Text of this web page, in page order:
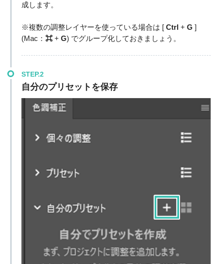
成します。
※複数の調整レイヤーを使っている場合は [ Ctrl + G ]
(Mac： ⌘+ G) でグループ化しておきましょう。
STEP.2
自分のプリセットを保存